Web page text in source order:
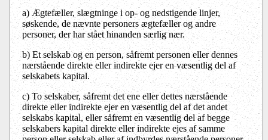
a) Ægtefæller, slægtninge i op- og nedstigende linjer,
søskende, de nævnte personers ægtefæller og andre
personer, der har stået hinanden særlig nær.
b)Et selskab og en person, såfremt personen eller dennes
nærstående direkte eller indirekte ejer en væsentlig del af
selskabets kapital.
c)To selskaber, såfremt det ene eller dettes nærstående
direkte eller indirekte ejer en væsentlig del af det andet
selskabs kapital, eller såfremt en væsentlig del af begge
selskabers kapital direkte eller indirekte ejes af samme